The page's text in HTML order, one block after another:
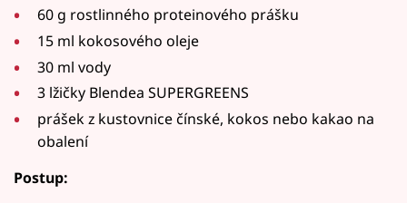
60 g rostlinného proteinového prášku
15 ml kokosového oleje
30 ml vody
3 lžičky Blendea SUPERGREENS
prášek z kustovnice čínské, kokos nebo kakao na
obalení
Postup: